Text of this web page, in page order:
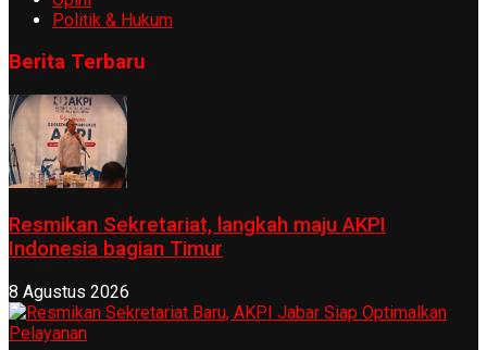
Politik & Hukum
Berita Terbaru
Resmikan Sekretariat, langkah maju AKPI
Indonesia bagian Timur
8 Agustus 2026